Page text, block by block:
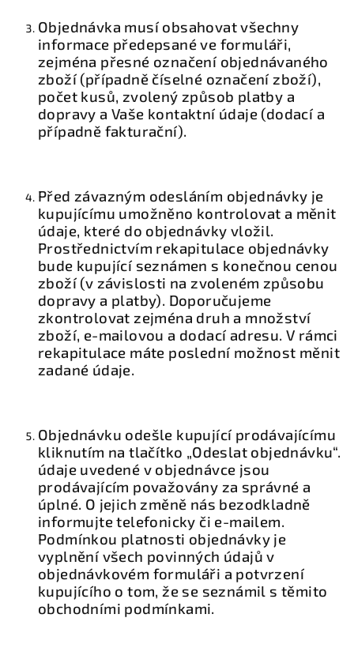
Objednávka musí obsahovat všechny
informace předepsané ve formuláři,
zejména přesné označení objednávaného
zboží (případně číselné označení zboží),
počet kusů, zvolený způsob platby a
dopravy a Vaše kontaktní údaje (dodací a
případně fakturační).
Před závazným odesláním objednávky je
kupujícímu umožněno kontrolovat a měnit
údaje, které do objednávky vložil.
Prostřednictvím rekapitulace objednávky
bude kupující seznámen s konečnou cenou
zboží (v závislosti na zvoleném způsobu
dopravy a platby). Doporučujeme
zkontrolovat zejména druh a množství
zboží, e-mailovou a dodací adresu. V rámci
rekapitulace máte poslední možnost měnit
zadané údaje.
Objednávku odešle kupující prodávajícímu
kliknutím na tlačítko „Odeslat objednávku“.
údaje uvedené v objednávce jsou
prodávajícím považovány za správné a
úplné. O jejich změně nás bezodkladně
informujte telefonicky či e-mailem.
Podmínkou platnosti objednávky je
vyplnění všech povinných údajů v
objednávkovém formuláři a potvrzení
kupujícího o tom, že se seznámil s těmito
obchodními podmínkami.